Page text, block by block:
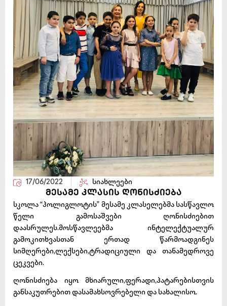
17/06/2022 სიახლეები
მესამე კლასის ღონისძიება
სკოლა “პოლიგლოტის” მესამე კლასელებმა სასწავლო
წელი გამოსაშვები ღონისძიებით
დაასრულეს.მოსწავლეებმა ინტელექტუალურ
გამოკითხვასთან ერთად წარმოადგინეს
სიმღერები,ლექსები,ტრადიციული და თანამედროვე
ცეკვები.
ღონისძიება იყო მხიარული,ფერადი,პატარებისთვის
განსაკუთრებით დასამახსოვრებელი და სახალისო.